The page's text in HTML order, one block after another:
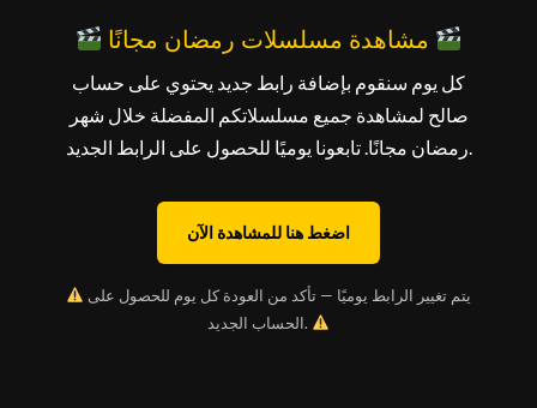
كل يوم سنقوم بإضافة رابط جديد يحتوي على حساب
صالح لمشاهدة جميع مسلسلاتكم المفضلة خلال شهر
رمضان مجانًا. تابعونا يوميًا للحصول على الرابط الجديد.
اضغط هنا للمشاهدة الآن
الحساب الجديد.